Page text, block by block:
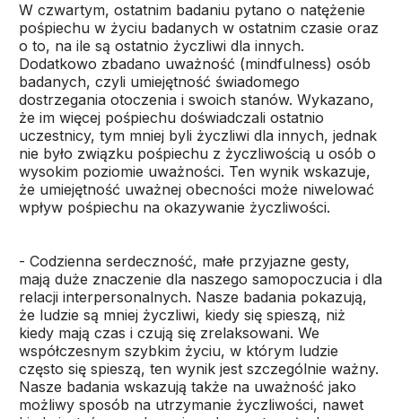
W czwartym, ostatnim badaniu pytano o natężenie
pośpiechu w życiu badanych w ostatnim czasie oraz
o to, na ile są ostatnio życzliwi dla innych.
Dodatkowo zbadano uważność (mindfulness) osób
badanych, czyli umiejętność świadomego
dostrzegania otoczenia i swoich stanów. Wykazano,
że im więcej pośpiechu doświadczali ostatnio
uczestnicy, tym mniej byli życzliwi dla innych, jednak
nie było związku pośpiechu z życzliwością u osób o
wysokim poziomie uważności. Ten wynik wskazuje,
że umiejętność uważnej obecności może niwelować
wpływ pośpiechu na okazywanie życzliwości.
- Codzienna serdeczność, małe przyjazne gesty,
mają duże znaczenie dla naszego samopoczucia i dla
relacji interpersonalnych. Nasze badania pokazują,
że ludzie są mniej życzliwi, kiedy się spieszą, niż
kiedy mają czas i czują się zrelaksowani. We
współczesnym szybkim życiu, w którym ludzie
często się spieszą, ten wynik jest szczególnie ważny.
Nasze badania wskazują także na uważność jako
możliwy sposób na utrzymanie życzliwości, nawet